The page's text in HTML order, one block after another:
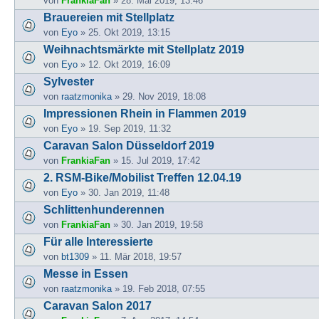
Brauereien mit Stellplatz
von Eyo » 25. Okt 2019, 13:15
Weihnachtsmärkte mit Stellplatz 2019
von Eyo » 12. Okt 2019, 16:09
Sylvester
von raatzmonika » 29. Nov 2019, 18:08
Impressionen Rhein in Flammen 2019
von Eyo » 19. Sep 2019, 11:32
Caravan Salon Düsseldorf 2019
von FrankiaFan » 15. Jul 2019, 17:42
2. RSM-Bike/Mobilist Treffen 12.04.19
von Eyo » 30. Jan 2019, 11:48
Schlittenhunderennen
von FrankiaFan » 30. Jan 2019, 19:58
Für alle Interessierte
von bt1309 » 11. Mär 2018, 19:57
Messe in Essen
von raatzmonika » 19. Feb 2018, 07:55
Caravan Salon 2017